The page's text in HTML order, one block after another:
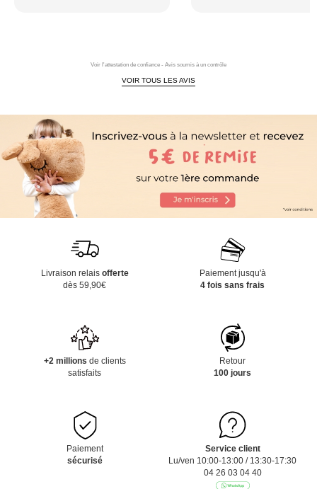
Voir l'attestation de confiance - Avis soumis à un contrôle
VOIR TOUS LES AVIS
Livraison relais offerte
dès 59,90€
Paiement jusqu'à
4 fois sans frais
+2 millions de clients
satisfaits
Retour
100 jours
Paiement
sécurisé
Service client
Lu/ven 10:00-13:00 / 13:30-17:30
04 26 03 04 40